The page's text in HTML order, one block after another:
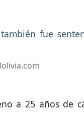
también fue